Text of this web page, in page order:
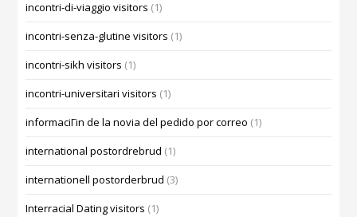
incontri-di-viaggio visitors (1)
incontri-senza-glutine visitors (1)
incontri-sikh visitors (1)
incontri-universitari visitors (1)
informaciГіn de la novia del pedido por correo (1)
international postordrebrud (1)
internationell postorderbrud (3)
Interracial Dating visitors (1)